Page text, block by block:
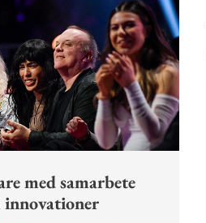
med samarbete
innovationer